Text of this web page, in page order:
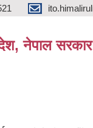
नेपाल सरकार